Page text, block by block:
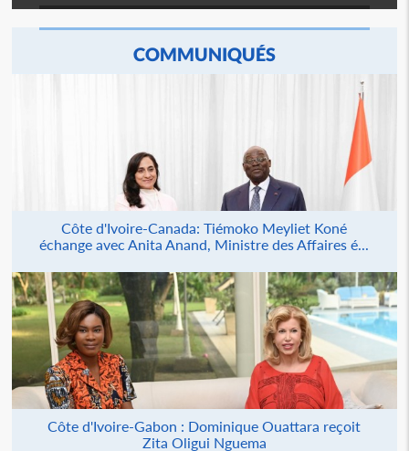
COMMUNIQUÉS
Côte d'Ivoire-Canada: Tiémoko Meyliet Koné
échange avec Anita Anand, Ministre des Affaires é...
Côte d'Ivoire-Gabon : Dominique Ouattara reçoit
Zita Oligui Nguema